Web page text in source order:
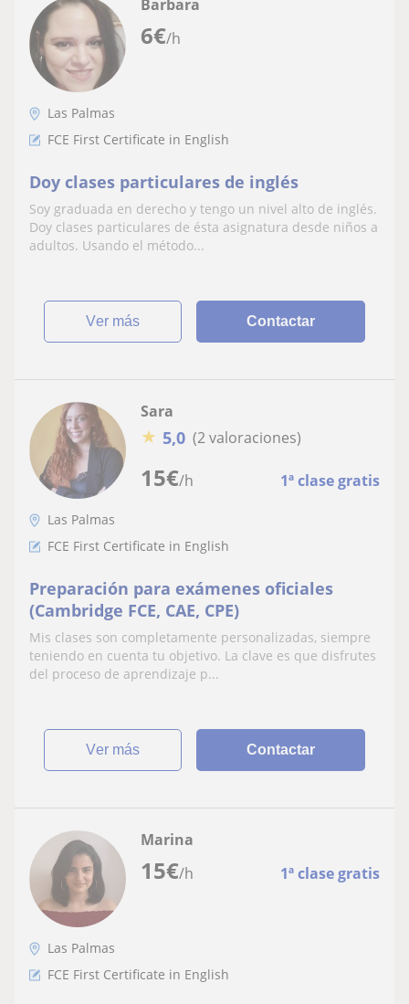
6€/h
Barbara
Las Palmas
FCE First Certificate in English
Doy clases particulares de inglés
Soy graduada en derecho y tengo un nivel alto de inglés.
Doy clases particulares de ésta asignatura desde niños a
adultos. Usando el método...
ver más Contactar
15€/h 1ª clase gratis
Sara
★ 5,0 (2 valoraciones)
Las Palmas
FCE First Certificate in English
Preparación para exámenes oficiales
(Cambridge FCE, CAE, CPE)
Mis clases son completamente personalizadas, siempre
teniendo en cuenta tu objetivo. La clave es que disfrutes
del proceso de aprendizaje p...
ver más Contactar
15€/h 1ª clase gratis
Marina
Las Palmas
FCE First Certificate in English